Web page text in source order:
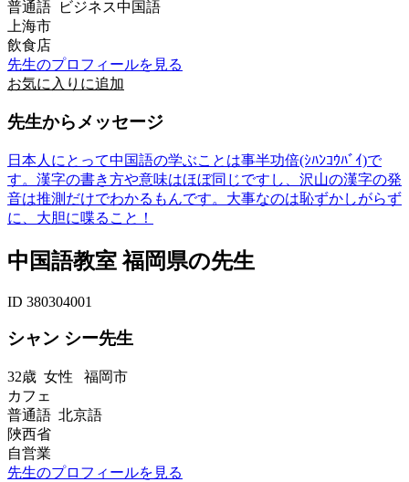
普通語 ビジネス中国語
上海市
飲食店
先生のプロフィールを見る
お気に入りに追加
先生からメッセージ
日本人にとって中国語の学ぶことは事半功倍(ｼﾊﾝｺｳﾊﾞｲ)で
す。漢字の書き方や意味はほぼ同じですし、沢山の漢字の発
音は推測だけでわかるもんです。大事なのは恥ずかしがらず
に、大胆に喋ること！
中国語教室 福岡県の先生
ID 380304001
シャン シー先生
32歳 女性 福岡市
カフェ
普通語 北京語
陜西省
自営業
先生のプロフィールを見る